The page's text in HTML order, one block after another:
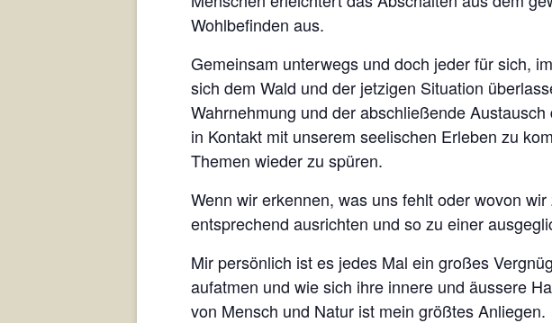
Wohlbefinden aus.
Gemeinsam unterwegs und doch jeder für sich,
sich dem Wald und der jetzigen Situation
Wahrnehmung und der abschließende
in Kontakt mit unserem seelischen Erleben zu
Themen wieder zu spüren.
Wenn wir erkennen, was uns fehlt oder wovon
entsprechend ausrichten und so zu einer
Mir persönlich ist es jedes Mal ein großes
aufatmen und wie sich ihre innere und äussere
von Mensch und Natur ist mein größtes Anliegen.